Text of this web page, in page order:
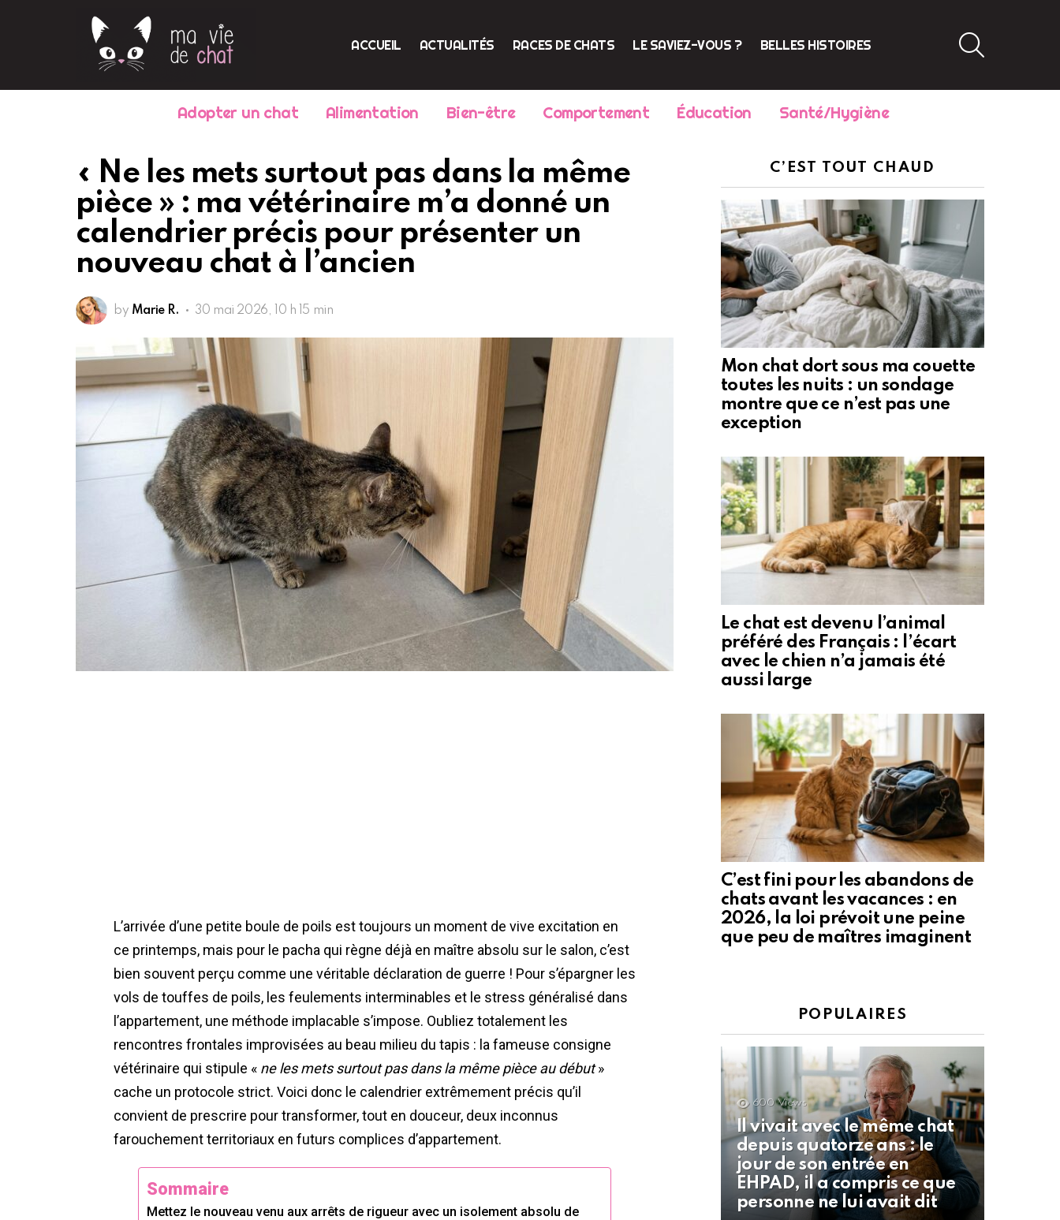
ACCUEIL ACTUALITÉS RACES DE CHATS LE SAVIEZ-VOUS ? BELLES HISTOIRES
Adopter un chat Alimentation Bien-être Comportement Éducation Santé/Hygiène
« Ne les mets surtout pas dans la même
pièce » : ma vétérinaire m’a donné un
calendrier précis pour présenter un
nouveau chat à l’ancien
by Marie R. 30 mai 2026, 10 h 15 min
L’arrivée d’une petite boule de poils est toujours un moment de vive excitation en
ce printemps, mais pour le pacha qui règne déjà en maître absolu sur le salon, c’est
bien souvent perçu comme une véritable déclaration de guerre ! Pour s’épargner les
vols de touffes de poils, les feulements interminables et le stress généralisé dans
l’appartement, une méthode implacable s’impose. Oubliez totalement les
rencontres frontales improvisées au beau milieu du tapis : la fameuse consigne
vétérinaire qui stipule « ne les mets surtout pas dans la même pièce au début»
cache un protocole strict. Voici donc le calendrier extrêmement précis qu’il
convient de prescrire pour transformer, tout en douceur, deux inconnus
farouchement territoriaux en futurs complices d’appartement.
Sommaire
Mettez le nouveau venu aux arrêts de rigueur avec un isolement absolu de
C’EST TOUT CHAUD
Mon chat dort sous ma couette
toutes les nuits : un sondage
montre que ce n’est pas une
exception
Le chat est devenu l’animal
préféré des Français : l’écart
avec le chien n’a jamais été
aussi large
C’est fini pour les abandons de
chats avant les vacances : en
2026, la loi prévoit une peine
que peu de maîtres imaginent
POPULAIRES
600 Views
Il vivait avec le même chat
depuis quatorze ans : le
jour de son entrée en
EHPAD, il a compris ce que
personne ne lui avait dit